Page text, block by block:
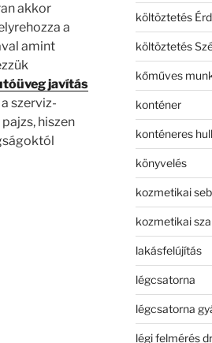
akkor
a
amint
javítás
szerviz-
hiszen
költöztetés Érd
költöztetés
kőműves
konténer
konténeres
könyvelés
kozmetikai
kozmetikai
lakásfelújítás
légcsatorna
légcsatorna
légi felmérés